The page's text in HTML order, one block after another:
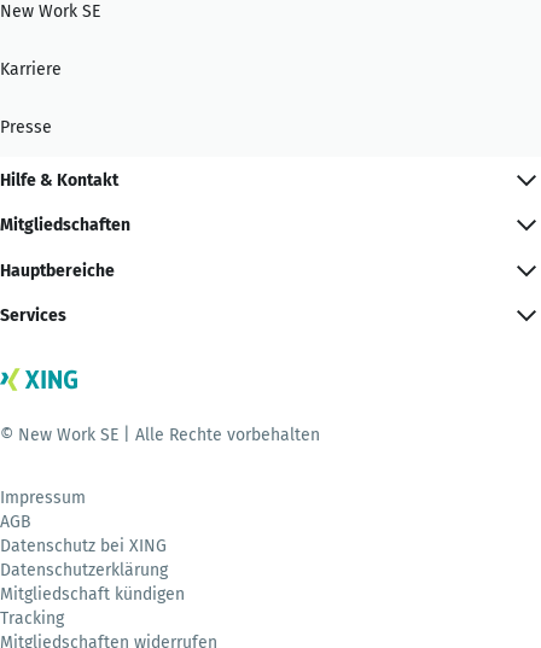
New Work SE
Karriere
Presse
Hilfe & Kontakt
Mitgliedschaften
Hauptbereiche
Services
© New Work SE | Alle Rechte vorbehalten
Impressum
AGB
Datenschutz bei XING
Datenschutzerklärung
Mitgliedschaft kündigen
Tracking
Mitgliedschaften widerrufen